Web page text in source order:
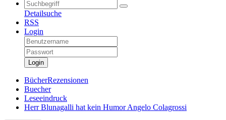
Detailsuche
RSS
Login
Login
BücherRezensionen
Buecher
Leseeindruck
Herr Blunagalli hat kein Humor Angelo Colagrossi